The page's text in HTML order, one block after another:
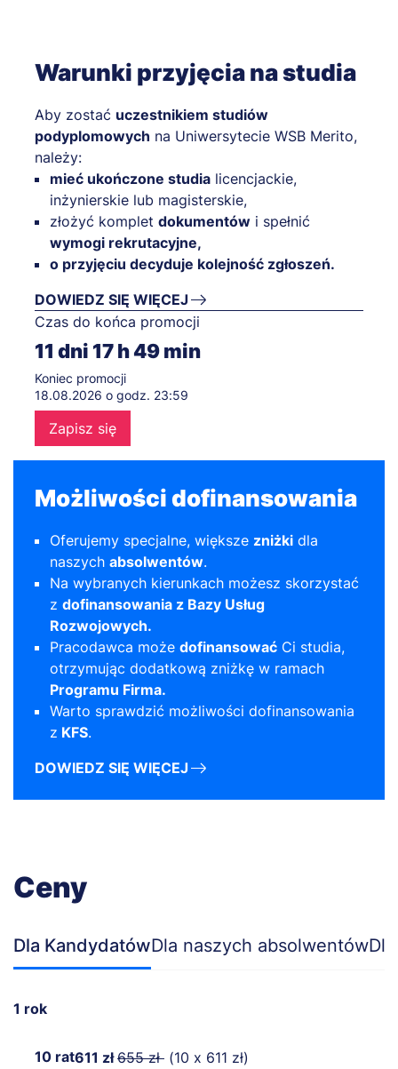
Warunki przyjęcia na studia
Aby zostać uczestnikiem studiów
podyplomowych na Uniwersytecie WSB Merito,
należy:
mieć ukończone studia licencjackie,
inżynierskie lub magisterskie,
złożyć komplet dokumentów i spełnić
wymogi rekrutacyjne,
o przyjęciu decyduje kolejność zgłoszeń.
DOWIEDZ SIĘ WIĘCEJ
Czas do końca promocji
11 dni 17h49min
Koniec promocji
18.08.2026 o godz. 23:59
Zapisz się
Możliwości dofinansowania
Oferujemy specjalne, większe zniżki dla
naszych absolwentów.
Na wybranych kierunkach możesz skorzystać
z dofinansowania z Bazy Usług
Rozwojowych.
Pracodawca może dofinansować Ci studia,
otrzymując dodatkową zniżkę w ramach
Programu Firma.
Warto sprawdzić możliwości dofinansowania
z KFS.
DOWIEDZ SIĘ WIĘCEJ
Ceny
Dla KandydatówDla naszych absolwentów
1 rok
10 rat611 zł655 zł (10 x 611 zł)